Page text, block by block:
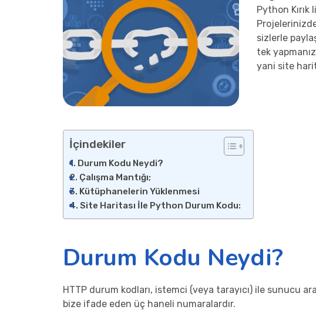
Python
sizlerle
tek
yani site
İçindekiler
Durum Kodu Neydi?
Çalışma Mantığı;
Kütüphanelerin Yüklenmesi
Site Haritası İle Python Durum Kodu:
Durum Kodu Neydi?
HTTP durum kodları, istemci (veya tarayıcı) ile sunucu
bize ifade eden üç haneli numaralardır.